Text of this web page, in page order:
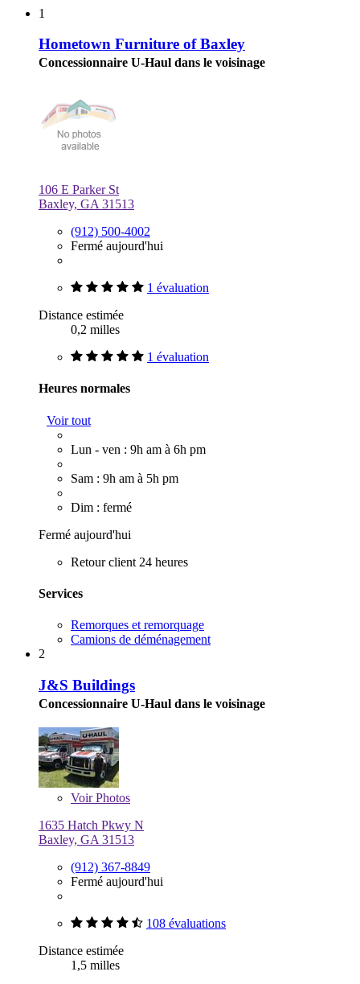
1
Hometown Furniture of Baxley
Concessionnaire U-Haul dans le voisinage
106 E Parker St
Baxley, GA 31513
(912) 500-4002
Fermé aujourd'hui
1 évaluation
Distance estimée
0,2 milles
1 évaluation
Heures normales
Voir tout
Lun - ven : 9h am à 6h pm
Sam : 9h am à 5h pm
Dim : fermé
Fermé aujourd'hui
Retour client 24 heures
Services
Remorques et remorquage
Camions de déménagement
2
J&S Buildings
Concessionnaire U-Haul dans le voisinage
VoirPhotos
1635 Hatch Pkwy N
Baxley, GA 31513
(912) 367-8849
Fermé aujourd'hui
108 évaluations
Distance estimée
1,5 milles